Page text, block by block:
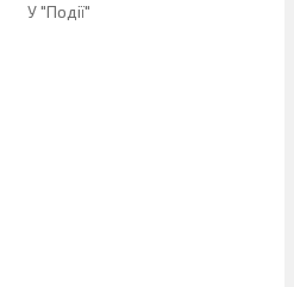
У "Події"